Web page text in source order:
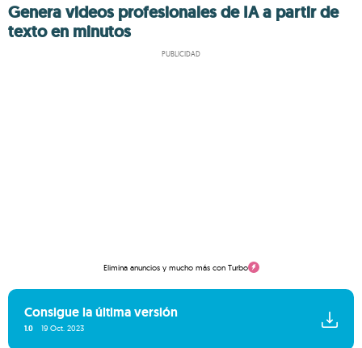
Genera videos profesionales de IA a partir de
texto en minutos
PUBLICIDAD
Elimina anuncios y mucho más con Turbo
Consigue la última versión
1.0 19 Oct. 2023